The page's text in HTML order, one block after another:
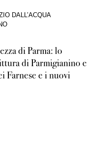
DALL’ACQUA
di Parma: lo
di Parmigianino e
Farnese e i nuovi